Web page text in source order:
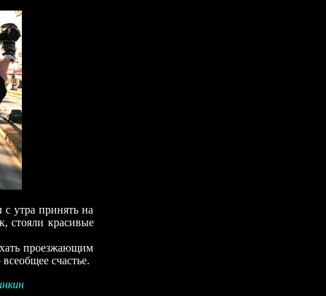
принять на
стояли красивые
проезжающим
счастье.